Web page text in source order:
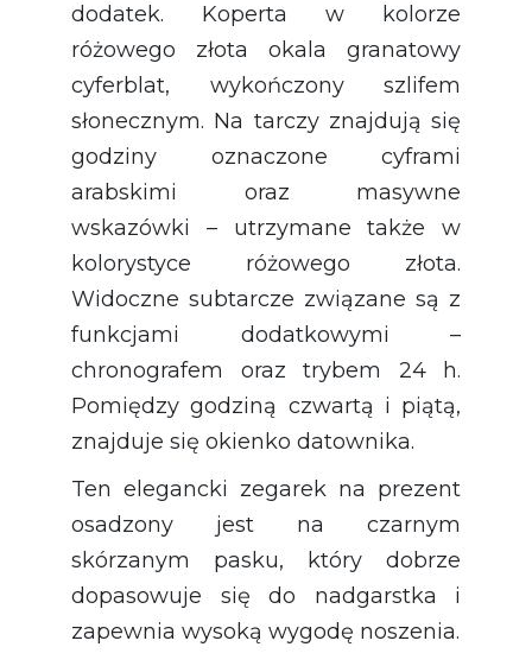
dodatek. Koperta w kolorze
różowego złota okala granatowy
cyferblat, wykończony szlifem
słonecznym. Na tarczy znajdują się
godziny oznaczone cyframi
arabskimi oraz masywne
wskazówki – utrzymane także w
kolorystyce różowego złota.
Widoczne subtarcze związane są z
funkcjami dodatkowymi –
chronografem oraz trybem 24 h.
Pomiędzy godziną czwartą i piątą,
znajduje się okienko datownika.
Ten elegancki zegarek na prezent
osadzony jest na czarnym
skórzanym pasku, który dobrze
dopasowuje się do nadgarstka i
zapewnia wysoką wygodę noszenia.